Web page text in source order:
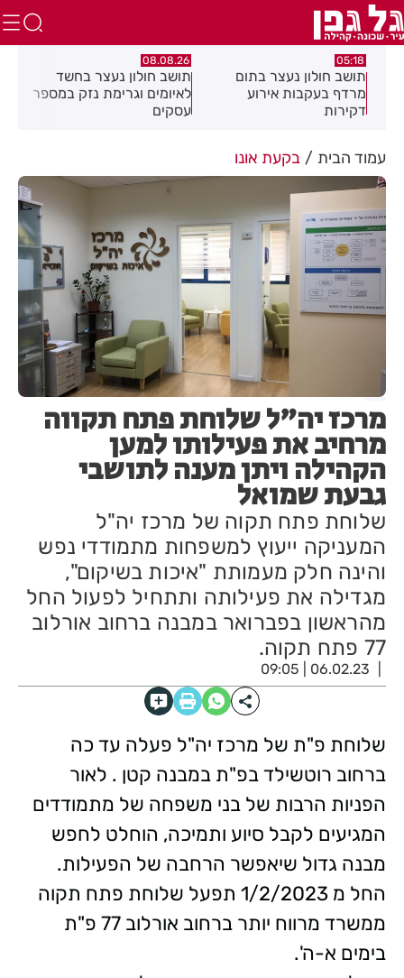
05:18
תושב חולון נעצר בתום
מרדף בעקבות אירוע
דקירות
08.08.26
תושב חולון נעצר בחשד
לאיומים וגרימת נזק במספר
עסקים
עמוד הבית בקעת אונו
מרכז יה"ל שלוחת פתח תקווה
מרחיב את פעילותו למען
הקהילה ויתן מענה לתושבי
גבעת שמואל
שלוחת פתח תקוה של מרכז יה"ל
המעניקה ייעוץ למשפחות מתמודדי נפש
והינה חלק מעמותת "איכות בשיקום",
מגדילה את פעילותה ותתחיל לפעול החל
מהראשון בפברואר במבנה ברחוב אורלוב
77 פתח תקוה.
06.02.23 | 09:05
שלוחת פ"ת של מרכז יה"ל פעלה עד כה
ברחוב רוטשילד בפ"ת במבנה קטן . לאור
הפניות הרבות של בני משפחה של מתמודדים
המגיעים לקבל סיוע ותמיכה, הוחלט לחפש
מבנה גדול שיאפשר הרחבה של הפעילות.
החל מ 1/2/2023 תפעל שלוחת פתח תקוה
ממשרד מרווח יותר ברחוב אורלוב 77 פ"ת
בימים א-ה'.